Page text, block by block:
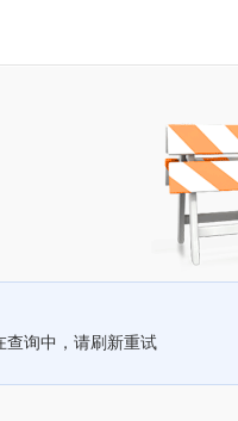
查询中，请刷新重试